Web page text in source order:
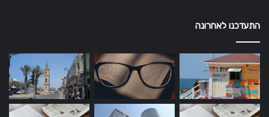
התעדכנו לאחרונה